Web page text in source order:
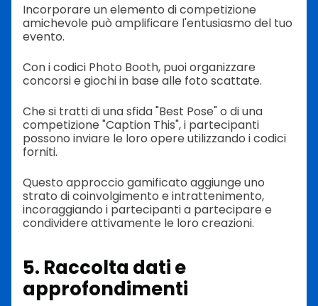
Incorporare un elemento di competizione
amichevole può amplificare l'entusiasmo del tuo
evento.
Con i codici Photo Booth, puoi organizzare
concorsi e giochi in base alle foto scattate.
Che si tratti di una sfida "Best Pose" o di una
competizione "Caption This", i partecipanti
possono inviare le loro opere utilizzando i codici
forniti.
Questo approccio gamificato aggiunge uno
strato di coinvolgimento e intrattenimento,
incoraggiando i partecipanti a partecipare e
condividere attivamente le loro creazioni.
5. Raccolta dati e
approfondimenti